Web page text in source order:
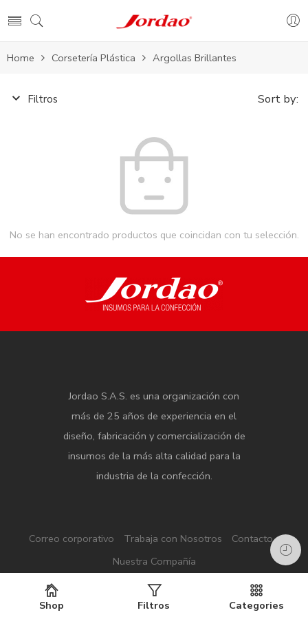
Home Corsetería Plástica Argollas Brillantes
Filtros Sort by:
No se han encontrado productos que coincidan con tu selección.
Jordao S.A.S. es una organización con
más de 25 años de experiencia en el
diseño, fabricación y comercialización de
insumos de la más alta calidad para la
industria de la confección.
Correo corporativo Trabaja con Nosotros
Contacto
Nuestra Compañía
Shop Filtros Categories